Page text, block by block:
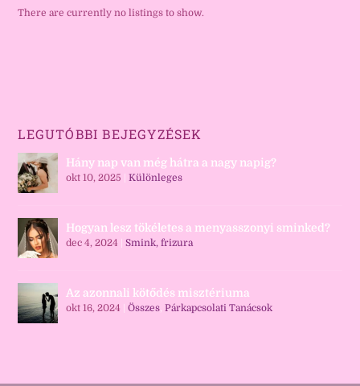
There are currently no listings to show.
LEGUTÓBBI BEJEGYZÉSEK
Hány nap van még hátra a nagy napig?
okt 10, 2025 |Különleges
Hogyan lesz tökéletes a menyasszonyi sminked?
dec 4, 2024 |Smink, frizura
Az azonnali kötődés misztériuma
okt 16, 2024 |Összes,Párkapcsolati Tanácsok